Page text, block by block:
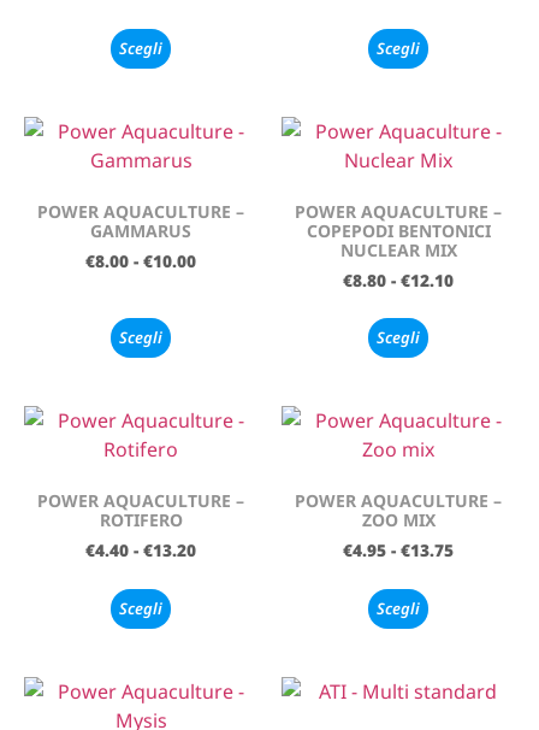
Scegli Scegli
POWER AQUACULTURE –
GAMMARUS
€8.00 - €10.00
Scegli
POWER AQUACULTURE –
COPEPODI BENTONICI
NUCLEAR MIX
€8.80 - €12.10
Scegli
POWER AQUACULTURE –
ROTIFERO
€4.40 - €13.20
Scegli
POWER AQUACULTURE –
ZOO MIX
€4.95 - €13.75
Scegli